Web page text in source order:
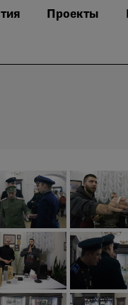
Проекты